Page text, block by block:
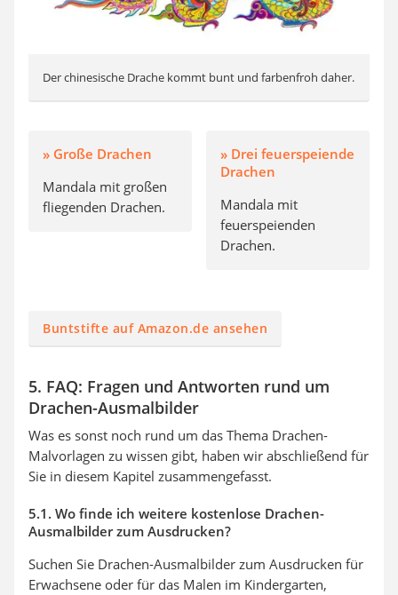
Der chinesische Drache kommt bunt und farbenfroh daher.
» Große Drachen
Mandala mit großen
fliegenden Drachen.
» Drei feuerspeiende
Drachen
Mandala mit
feuerspeienden
Drachen.
Buntstifte auf Amazon.de ansehen
5. FAQ: Fragen und Antworten rund um
Drachen-Ausmalbilder
Was es sonst noch rund um das Thema Drachen-
Malvorlagen zu wissen gibt, haben wir abschließend für
Sie in diesem Kapitel zusammengefasst.
5.1. Wo finde ich weitere kostenlose Drachen-
Ausmalbilder zum Ausdrucken?
Suchen Sie Drachen-Ausmalbilder zum Ausdrucken für
Erwachsene oder für das Malen im Kindergarten,